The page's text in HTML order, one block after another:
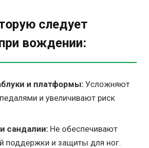
следует
вождении:
и платформы: Усложняют
и увеличивают риск
сандалии: Не обеспечивают
поддержки и защиты для ног.